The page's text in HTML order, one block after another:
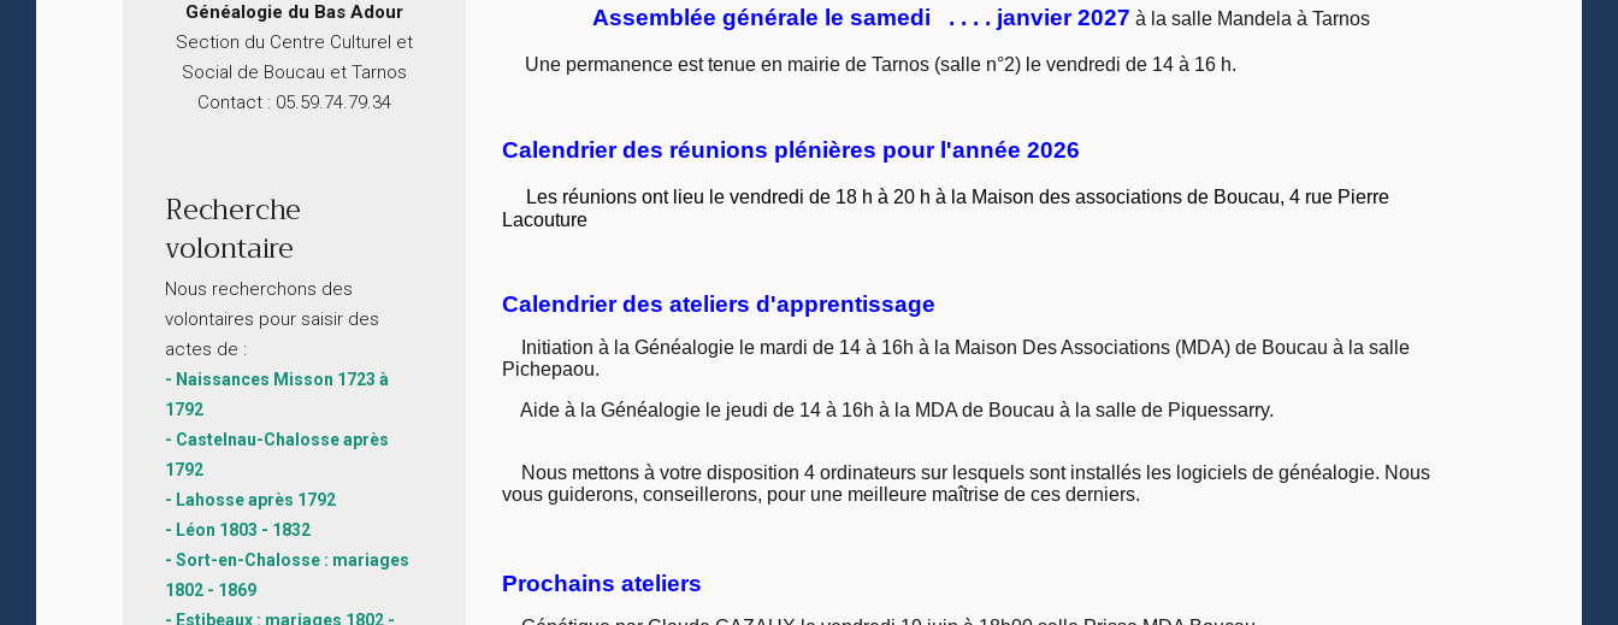
Généalogie du Bas Adour
Section du Centre Culturel et
Social de Boucau et Tarnos
Contact : 05.59.74.79.34
Recherche
volontaire
Nous recherchons des
volontaires pour saisir des
actes de :
- Naissances Misson 1723 à
1792
- Castelnau-Chalosse après
1792
- Lahosse après 1792
- Léon 1803 - 1832
- Sort-en-Chalosse : mariages
1802 - 1869
- Estibeaux : mariages 1802 -
Assemblée générale le samedi . . . . janvier 2027 à la salle Mandela à Tarnos
Une permanence est tenue en mairie de Tarnos (salle n°2) le vendredi de 14 à 16 h.
Calendrier des réunions plénières pour l'année 2026
Les réunions ont lieu le vendredi de 18 h à 20 h à la Maison des associations de Boucau, 4 rue Pierre
Lacouture
Calendrier des ateliers d'apprentissage
Initiation à la Généalogie le mardi de 14 à 16h à la Maison Des Associations (MDA) de Boucau à la salle
Pichepaou.
Aide à la Généalogie le jeudi de 14 à 16h à la MDA de Boucau à la salle de Piquessarry.
Nous mettons à votre disposition 4 ordinateurs sur lesquels sont installés les logiciels de généalogie. Nous
vous guiderons, conseillerons, pour une meilleure maîtrise de ces derniers.
Prochains ateliers